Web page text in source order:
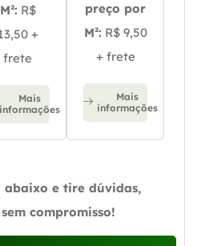
M²: R$
+
frete
Mais
informações
preço por
M²: R$ 9,50
+ frete
Mais
informações
e tire dúvidas,
compromisso!